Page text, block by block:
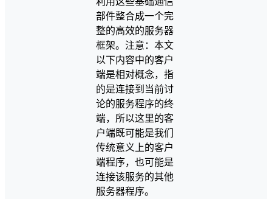
部件整合成一个完
整的高效的服务器
框架。注意：本文
以下内容中的客户
端是相对概念，指
的是连接到当前讨
论的服务程序的终
端，所以这里的客
户端既可能是我们
传统意义上的客户
端程序，也可能是
连接该服务的其他
服务器程序。